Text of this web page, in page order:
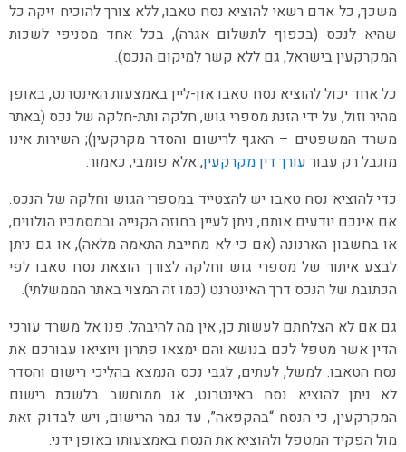
משכך, כל אדם רשאי להוציא נסח טאבו, ללא צורך להוכיח זיקה כל
שהיא לנכס (בכפוף לתשלום אגרה), בכל אחד מסניפי לשכות
המקרקעין בישראל, גם ללא קשר למיקום הנכס).
כל אחד יכול להוציא נסח טאבו און-ליין באמצעות האינטרנט, באופן
מהיר וזול, על ידי הזנת מספרי גוש, חלקה ותת-חלקה של נכס (באתר
משרד המשפטים – האגף לרישום והסדר מקרקעין); השירות אינו
מוגבל רק עבור עורך דין מקרקעין, אלא פומבי, כאמור.
כדי להוציא נסח טאבו יש להצטייד במספרי הגוש וחלקה של הנכס.
אם אינכם יודעים אותם, ניתן לעיין בחוזה הקנייה ובמסמכיו הנלווים,
או בחשבון הארנונה (אם כי לא מחייבת התאמה מלאה), או גם ניתן
לבצע איתור של מספרי גוש וחלקה לצורך הוצאת נסח טאבו לפי
הכתובת של הנכס דרך האינטרנט (כמו זה המצוי באתר הממשלתי).
גם אם לא הצלחתם לעשות כן, אין מה להיבהל. פנו אל משרד עורכי
הדין אשר מטפל לכם בנושא והם ימצאו פתרון ויוציאו עבורכם את
נסח הטאבו. למשל, לעתים, לגבי נכס הנמצא בהליכי רישום והסדר
לא ניתן להוציא נסח באינטרנט, או ממוחשב בלשכת רישום
המקרקעין, כי הנסח “בהקפאה”, עד גמר הרישום, ויש לבדוק זאת
מול הפקיד המטפל ולהוציא את הנסח באמצעותו באופן ידני.